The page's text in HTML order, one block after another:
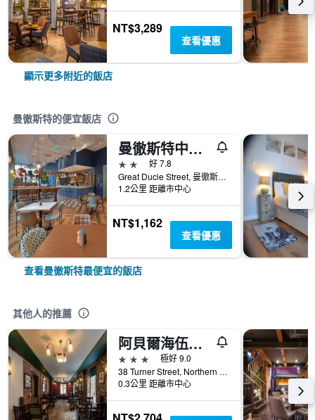
NT$3,289
查看優惠
顯示更多附近的飯店
曼徹斯特的便宜飯店
曼徹斯特中心區旅遊旅館
2星級
好 7.8
Great Ducie Street, 曼徹斯特, 英國
1.2公里 距離市中心
NT$1,162
查看優惠
查看曼徹斯特最便宜的飯店
其他人的推薦
阿貝爾海伍德精品飯店
3星級
極好 9.0
38 Turner Street, Northern Quarter, 曼徹斯特, 英國
0.3公里 距離市中心